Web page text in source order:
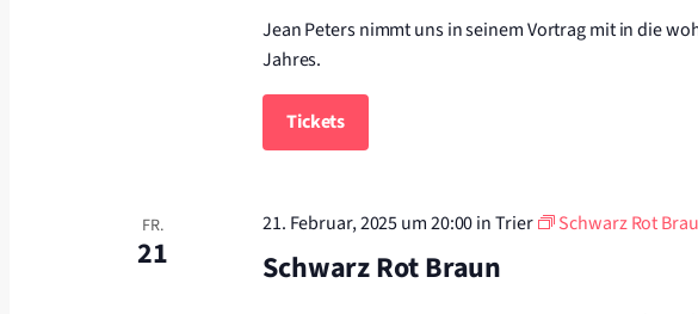
Jean Peters nimmt uns in seinem Vortrag mit in die
Jahres.
Tickets
FR.
21
21. Februar, 2025 um 20:00in Trier Schwarz Rot
Schwarz Rot Braun